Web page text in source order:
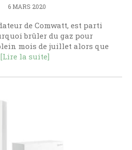
6 MARS 2020
de Comwatt, est parti
brûler du gaz pour
mois de juillet alors que
[Lire la suite]